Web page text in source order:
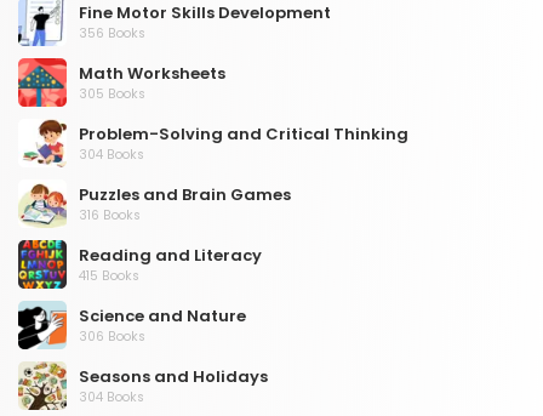
Fine Motor Skills Development
356 Books
Math Worksheets
305 Books
Problem-Solving and Critical Thinking
304 Books
Puzzles and Brain Games
316 Books
Reading and Literacy
415 Books
Science and Nature
306 Books
Seasons and Holidays
304 Books